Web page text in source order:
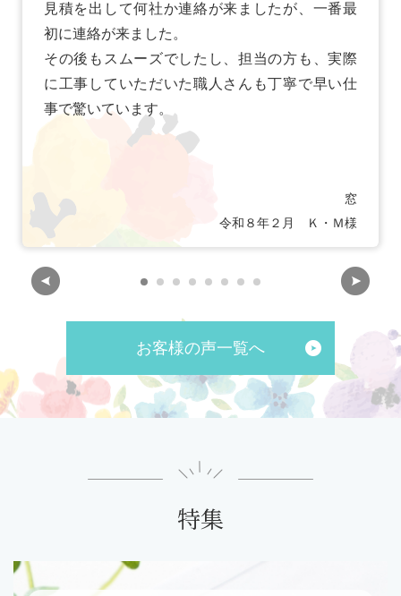
見積を出して何社か連絡が来ましたが、一番最
初に連絡が来ました。
その後もスムーズでしたし、担当の方も、実際
に工事していただいた職人さんも丁寧で早い仕
事で驚いています。
窓
令和８年２月 Ｋ・Ｍ様
お客様の声一覧へ
特集